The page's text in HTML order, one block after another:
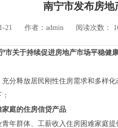
南宁市发布房地
21 作者：admin 阅读次数：
市关于持续促进房地产市场平稳健
释放居民刚性住房需求和多样化
庭的住房信贷产品
群体、工薪收入住房困难家庭提